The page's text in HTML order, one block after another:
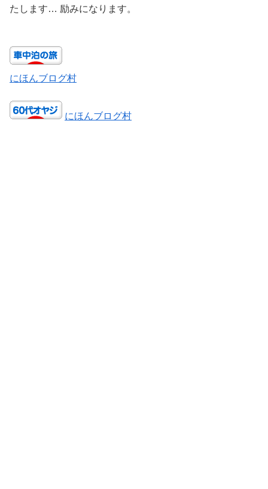
たします… 励みになります。
にほんブログ村
にほんブログ村